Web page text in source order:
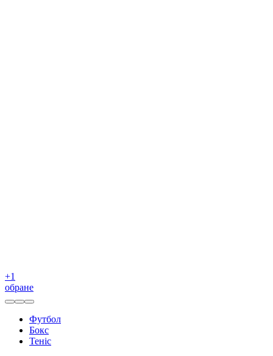
+1
обране
Футбол
Бокс
Теніс